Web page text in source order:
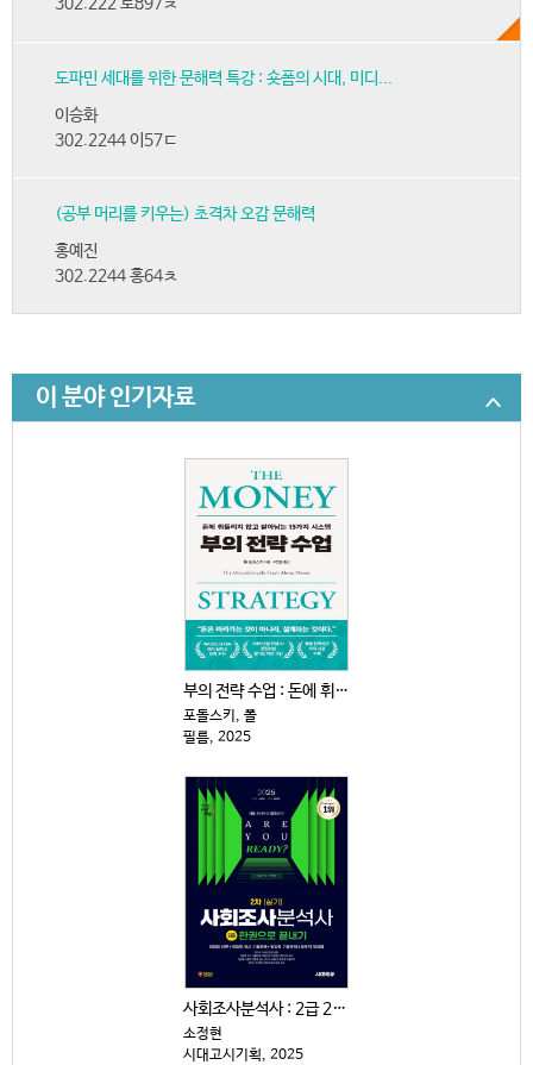
도파민 세대를 위한 문해력 특강 : 숏폼의 시대, 미디...
이승화
302.2244 이57ㄷ
(공부 머리를 키우는) 초격차 오감 문해력
홍예진
302.2244 홍64ㅊ
이 분야 인기자료
부의 전략 수업 : 돈에 휘둘리지 않고 살아남는 15가...
포돌스키, 폴
필름, 2025
사회조사분석사 : 2급 2차|실기 : 한권으로 끝내기
소정현
시대고시기획, 2025